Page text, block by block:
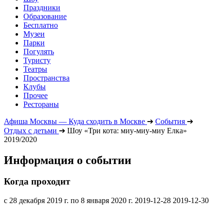
Праздники
Образование
Бесплатно
Музеи
Парки
Погулять
Туристу
Театры
Пространства
Клубы
Прочее
Рестораны
Афиша Москвы — Куда сходить в Москве ➔ События ➔
Отдых с детьми ➔ Шоу «Три кота: миу-миу-миу Елка»
2019/2020
Информация о событии
Когда проходит
с 28 декабря 2019 г. по 8 января 2020 г. 2019-12-28 2019-12-30